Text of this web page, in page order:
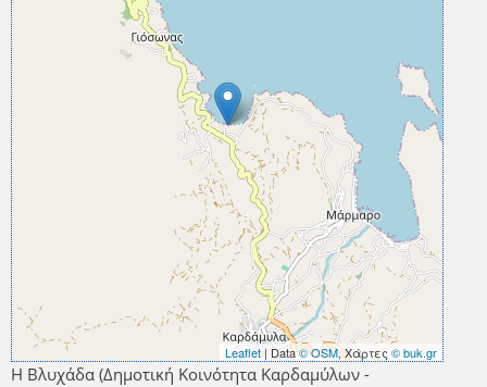
Leaflet | Data© OSM, Χάρτες© buk.gr
Η Βλυχάδα (Δημοτική Κοινότητα Καρδαμύλων -